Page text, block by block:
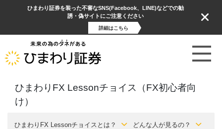
ひまわり証券を装った不審なSNS(Facebook、LINE)などでの勧
誘・偽サイトにご注意ください
詳細はこちら
ひまわりFX Lessonチョイス（FX初心者向
け）
ひまわりFX Lessonチョイスとは？
どんな人が見るの？